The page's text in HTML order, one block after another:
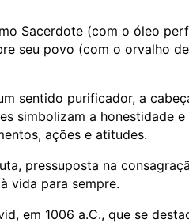
Sacerdote (com o óleo
seu povo (com o orvalho
sentido purificador, a
simbolizam a honestidade
ações e atitudes.
pressuposta na
vida para sempre.
em 1006 a.C., que se